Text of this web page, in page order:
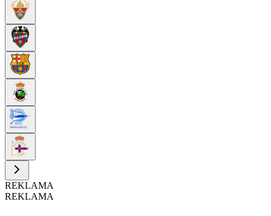
REKLAMA
REKLAMA